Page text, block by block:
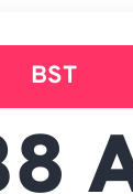
BST